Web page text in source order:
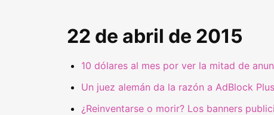
22 de abril de 2015
10 dólares al mes por ver la mitad de
Un juez alemán da la razón a AdBlock
¿Reinventarse o morir? Los banners